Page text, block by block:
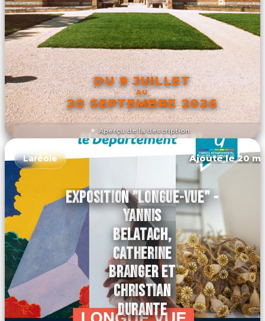
Aperçu de la description
DU 9 JUILLET
AU
20 SEPTEMBRE 2026
DÉCOUVRIR L'ÉVÉNEMENT
Laréole Ajouté le 20
EXPOSITION ”LONGUE-VUE" -
YANNIS
BELATACH,
CATHERINE
BRANGER ET
CHRISTIAN
DURANTE